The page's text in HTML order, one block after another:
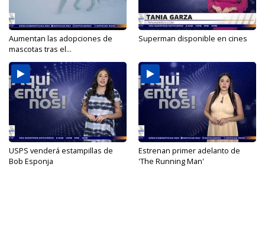
Aumentan las adopciones de
mascotas tras el...
Superman disponible en cines
USPS venderá estampillas de
Bob Esponja
Estrenan primer adelanto de
'The Running Man'